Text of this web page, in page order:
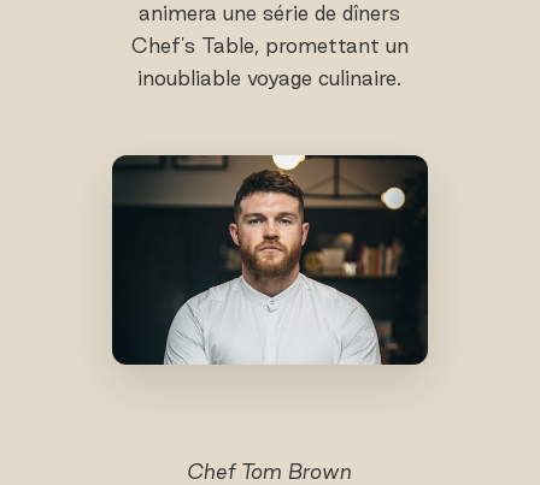
animera une série de dîners
Chef's Table, promettant un
inoubliable voyage culinaire.
Chef Tom Brown